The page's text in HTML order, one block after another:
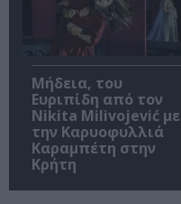
Μήδεια, του
Ευριπίδη από τον
Nikita Milivojević με
την Καρυοφυλλιά
Καραμπέτη στην
Κρήτη